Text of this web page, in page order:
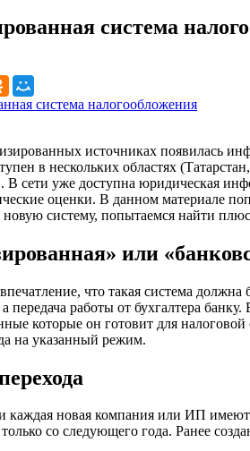
система
источниках появилась
в нескольких областях
сети уже доступна юридическая
оценки. В данном материале
систему, попытаемся найти
или
что такая система
а передача работы от бухгалтера
которые он готовит для
на указанный режим.
каждая новая компания или ИП
со следующего года. Ранее